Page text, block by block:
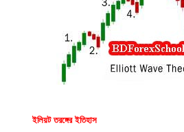
ইলিয়ট তরঙ্গের ইতিহাস